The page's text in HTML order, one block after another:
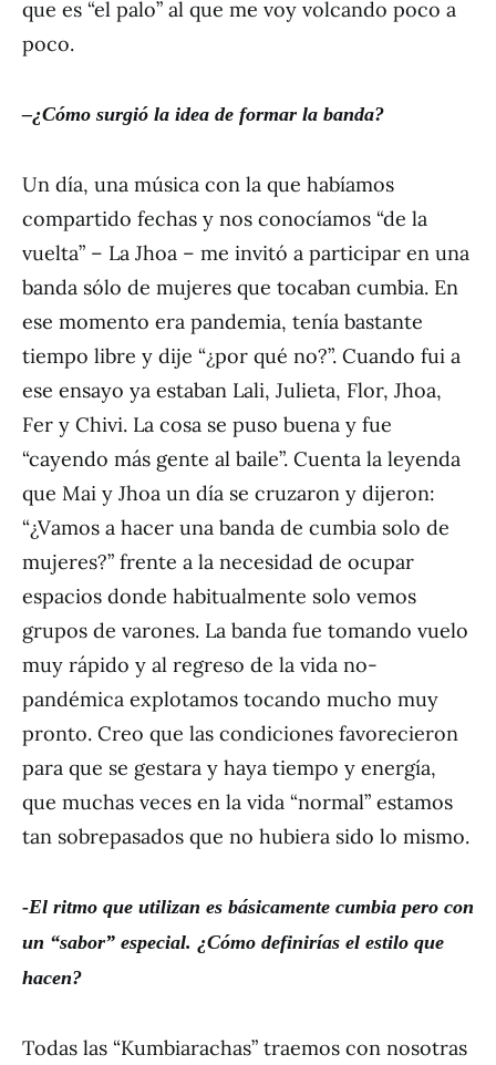
que es “el palo” al que me voy volcando poco a
poco.
–¿Cómo surgió la idea de formar la banda?
Un día, una música con la que habíamos
compartido fechas y nos conocíamos “de la
vuelta” – La Jhoa – me invitó a participar en una
banda sólo de mujeres que tocaban cumbia. En
ese momento era pandemia, tenía bastante
tiempo libre y dije “¿por qué no?”. Cuando fui a
ese ensayo ya estaban Lali, Julieta, Flor, Jhoa,
Fer y Chivi. La cosa se puso buena y fue
“cayendo más gente al baile”. Cuenta la leyenda
que Mai y Jhoa un día se cruzaron y dijeron:
“¿Vamos a hacer una banda de cumbia solo de
mujeres?” frente a la necesidad de ocupar
espacios donde habitualmente solo vemos
grupos de varones. La banda fue tomando vuelo
muy rápido y al regreso de la vida no-
pandémica explotamos tocando mucho muy
pronto. Creo que las condiciones favorecieron
para que se gestara y haya tiempo y energía,
que muchas veces en la vida “normal” estamos
tan sobrepasados que no hubiera sido lo mismo.
-El ritmo que utilizan es básicamente cumbia pero con
un “sabor” especial. ¿Cómo definirías el estilo que
hacen?
Todas las “Kumbiarachas” traemos con nosotras